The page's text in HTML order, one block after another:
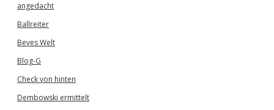
angedacht
Ballreiter
Beves Welt
Blog-G
Check von hinten
Dembowski ermittelt